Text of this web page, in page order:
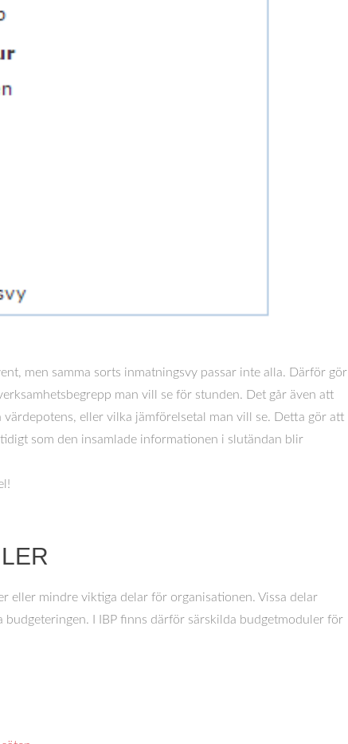
men samma sorts inmatningsvy passar inte alla. Därför gör
man vill se för stunden. Det går även att
eller vilka jämförelsetal man vill se. Detta gör att
som den insamlade informationen i slutändan blir
eller mindre viktiga delar för organisationen. Vissa delar
I IBP finns därför särskilda budgetmoduler för